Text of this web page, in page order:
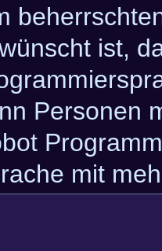
ist,
Personen
mit